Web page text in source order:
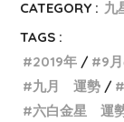
CATEGORY : 九
TAGS :
2019年
9
九月 運勢
六白金星 運